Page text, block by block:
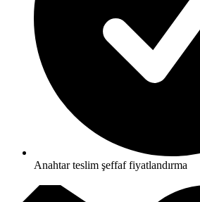
Anahtar teslim şeffaf fiyatlandırma